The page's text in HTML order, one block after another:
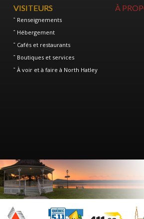
VISITEURS
Renseignements
Hébergement
Cafés et restaurants
Boutiques et services
À voir et à faire à North Hatley
À